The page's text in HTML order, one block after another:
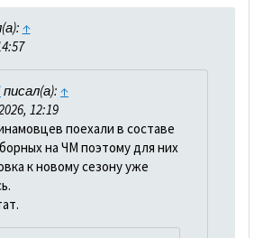
↑
писал(а): ↑
12:19
поехали в составе
на ЧМ поэтому для них
к новому сезону уже